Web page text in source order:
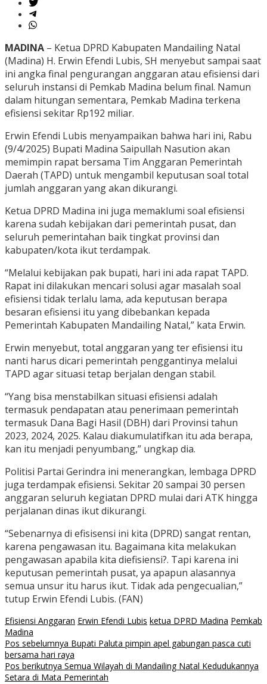
MADINA – Ketua DPRD Kabupaten Mandailing Natal
(Madina) H. Erwin Efendi Lubis, SH menyebut sampai saat
ini angka final pengurangan anggaran atau efisiensi dari
seluruh instansi di Pemkab Madina belum final. Namun
dalam hitungan sementara, Pemkab Madina terkena
efisiensi sekitar Rp192 miliar.
Erwin Efendi Lubis menyampaikan bahwa hari ini, Rabu
(9/4/2025) Bupati Madina Saipullah Nasution akan
memimpin rapat bersama Tim Anggaran Pemerintah
Daerah (TAPD) untuk mengambil keputusan soal total
jumlah anggaran yang akan dikurangi.
Ketua DPRD Madina ini juga memaklumi soal efisiensi
karena sudah kebijakan dari pemerintah pusat, dan
seluruh pemerintahan baik tingkat provinsi dan
kabupaten/kota ikut terdampak.
“Melalui kebijakan pak bupati, hari ini ada rapat TAPD.
Rapat ini dilakukan mencari solusi agar masalah soal
efisiensi tidak terlalu lama, ada keputusan berapa
besaran efisiensi itu yang dibebankan kepada
Pemerintah Kabupaten Mandailing Natal,” kata Erwin.
Erwin menyebut, total anggaran yang ter efisiensi itu
nanti harus dicari pemerintah penggantinya melalui
TAPD agar situasi tetap berjalan dengan stabil.
“Yang bisa menstabilkan situasi efisiensi adalah
termasuk pendapatan atau penerimaan pemerintah
termasuk Dana Bagi Hasil (DBH) dari Provinsi tahun
2023, 2024, 2025. Kalau diakumulatifkan itu ada berapa,
kan itu menjadi penyumbang,” ungkap dia.
Politisi Partai Gerindra ini menerangkan, lembaga DPRD
juga terdampak efisiensi. Sekitar 20 sampai 30 persen
anggaran seluruh kegiatan DPRD mulai dari ATK hingga
perjalanan dinas ikut dikurangi.
“Sebenarnya di efisisensi ini kita (DPRD) sangat rentan,
karena pengawasan itu. Bagaimana kita melakukan
pengawasan apabila kita diefisiensi?. Tapi karena ini
keputusan pemerintah pusat, ya apapun alasannya
semua unsur itu harus ikut. Tidak ada pengecualian,”
tutup Erwin Efendi Lubis. (FAN)
Efisiensi Anggaran Erwin Efendi Lubis ketua DPRD Madina Pemkab
Madina
Navigasi
pos
Pos sebelumnya Bupati Paluta pimpin apel gabungan pasca cuti
bersama hari raya
Pos berikutnya Semua Wilayah di Mandailing Natal Kedudukannya
Setara di Mata Pemerintah